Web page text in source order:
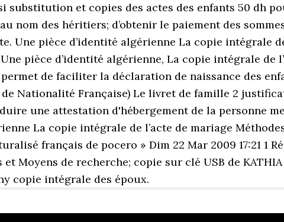
substitution et copies des actes des enfants 50 dh
nom des héritiers; d’obtenir le paiement des
Une pièce d’identité algérienne La copie intégrale
pièce d’identité algérienne, La copie intégrale de
de faciliter la déclaration de naissance des
Nationalité Française) Le livret de famille 2
une attestation d'hébergement de la personne
La copie intégrale de l’acte de mariage
français de pocero » Dim 22 Mar 2009 17:21 1
Moyens de recherche; copie sur clé USB de KATHIA
copie intégrale des époux.